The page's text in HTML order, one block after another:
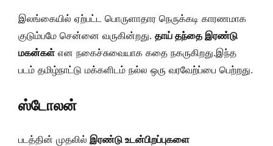
இலங்கையில் ஏற்பட்ட பொருளாதார நெருக்கடி காரணமாக
குடும்பமே சென்னை வருகின்றது. தாய் தந்தை இரண்டு
மகன்கள் என நகைச்சுவையாக கதை நகருகிறது.இந்த
படம் தமிழ்நாட்டு மக்களிடம் நல்ல ஒரு வரவேற்ப்பை பெற்றது.
ஸ்டோலன்
படத்தின் முதலில் இரண்டு உடன்பிறப்புகளை